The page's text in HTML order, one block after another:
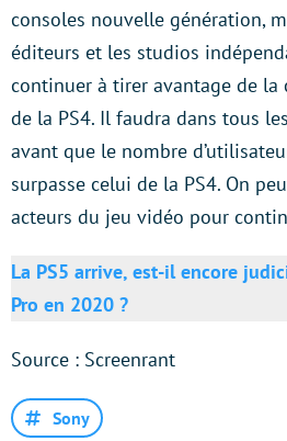
consoles nouvelle génération,
éditeurs et les studios
continuer à tirer avantage de la
de la PS4. Il faudra dans tous
avant que le nombre
surpasse celui de la PS4. On
acteurs du jeu vidéo pour
La PS5 arrive, est-il encore
Pro en 2020 ?
Source : Screenrant
Sony